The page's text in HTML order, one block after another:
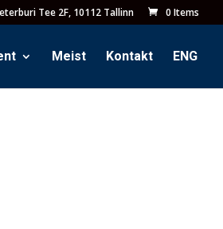
Tee 2F, 10112 Tallinn 0 Items
Meist Kontakt ENG